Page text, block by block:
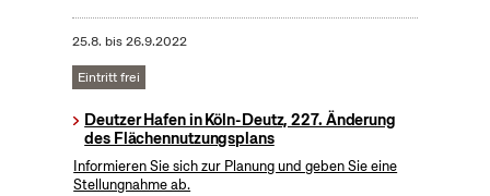
25.8. bis26.9.2022
Eintritt frei
Deutzer Hafen in Köln-Deutz, 227. Änderung
des Flächennutzungsplans
Informieren Sie sich zur Planung und geben Sie eine
Stellungnahme ab.